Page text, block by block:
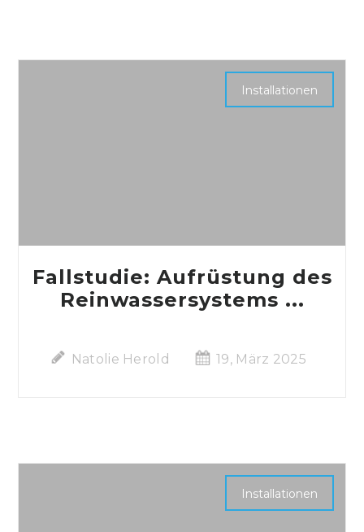
Installationen
Fallstudie: Aufrüstung des
Reinwassersystems ...
Natolie Herold 19, März 2025
Installationen